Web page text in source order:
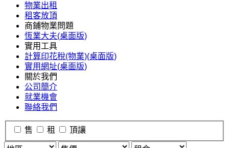
物業出租
租客放頂
商鋪物業問題
恆業大夫(桌面版)
實用工具
計算印花稅(物業)(桌面版)
實用網址(桌面版)
關於我們
公司簡介
就業機會
聯絡我們
售 租 頂讓